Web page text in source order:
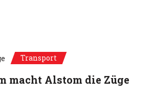
Transport
macht Alstom die Züge